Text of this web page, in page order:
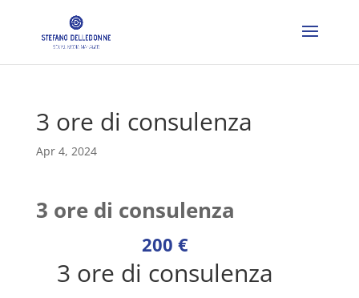
3 ore di consulenza
Apr 4, 2024
3 ore di consulenza
200 €
3 ore di consulenza